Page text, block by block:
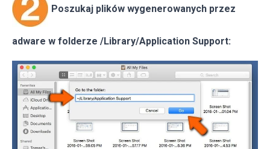
Poszukaj plików wygenerowanych przez
adware w folderze /Library/Application Support: